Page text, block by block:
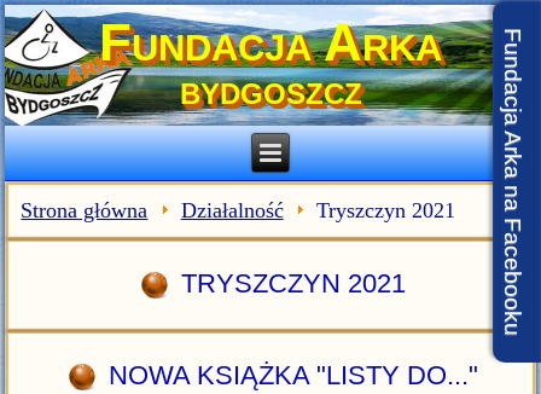
Fundacja Arka
BYDGOSZCZ
Strona główna Działalność Tryszczyn 2021
TRYSZCZYN 2021
NOWA KSIĄŻKA "LISTY DO..."
Fundacja Arka na Facebooku